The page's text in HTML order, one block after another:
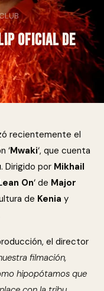
oficial de
recientemente el
‘Mwaki‘, que cuenta
. Dirigido por Mikhail
On‘ de Major
de Kenia y
el director
filmación,
hipopótamos que